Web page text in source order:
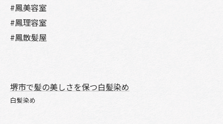
#鳳美容室
#鳳理容室
#鳳散髪屋
堺市で髪の美しさを保つ白髪染め
白髪染め